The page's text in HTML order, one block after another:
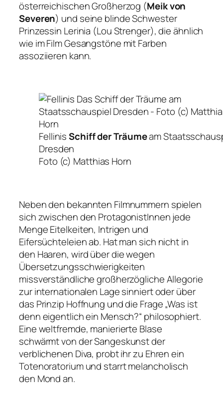
österreichischen Großherzog (Meik von
Severen) und seine blinde Schwester
Prinzessin Lerinia (Lou Strenger), die ähnlich
wie im Film Gesangstöne mit Farben
assoziieren kann.
FellinisSchiff der Träumeam
Dresden
Foto (c) Matthias Horn
Neben den bekannten Filmnummern spielen
sich zwischen den ProtagonistInnen jede
Menge Eitelkeiten, Intrigen und
Eifersüchteleien ab. Hat man sich nicht in
den Haaren, wird über die wegen
Übersetzungsschwierigkeiten
missverständliche großherzögliche Allegorie
zur internationalen Lage sinniert oder über
das Prinzip Hoffnung und die Frage „Was ist
denn eigentlich ein Mensch?“ philosophiert.
Eine weltfremde, manierierte Blase
schwärmt von der Sangeskunst der
verblichenen Diva, probt ihr zu Ehren ein
Totenoratorium und starrt melancholisch
den Mond an.